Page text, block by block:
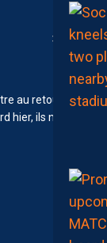
au retour, un
ils n’ont